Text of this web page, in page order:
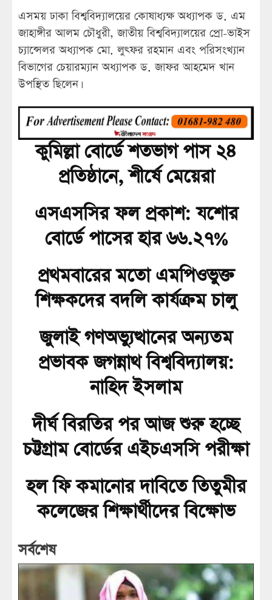
এসময় ঢাকা বিশ্ববিদ্যালয়ের কোষাধ্যক্ষ অধ্যাপক ড. এম
জাহাঙ্গীর আলম চৌধুরী, জাতীয় বিশ্ববিদ্যালয়ের প্রো-ভাইস
চ্যান্সেলর অধ্যাপক মো. লুৎফর রহমান এবং পরিসংখ্যান
বিভাগের চেয়ারম্যান অধ্যাপক ড. জাফর আহমেদ খান
উপস্থিত ছিলেন।
কুমিল্লা বোর্ডে শতভাগ পাস ২৪
প্রতিষ্ঠানে, শীর্ষে মেয়েরা
এসএসসির ফল প্রকাশ: যশোর
বোর্ডে পাসের হার ৬৬.২৭%
প্রথমবারের মতো এমপিওভুক্ত
শিক্ষকদের বদলি কার্যক্রম চালু
জুলাই গণঅভ্যুত্থানের অন্যতম
প্রভাবক জগন্নাথ বিশ্ববিদ্যালয়:
নাহিদ ইসলাম
দীর্ঘ বিরতির পর আজ শুরু হচ্ছে
চট্টগ্রাম বোর্ডের এইচএসসি পরীক্ষা
হল ফি কমানোর দাবিতে তিতুমীর
কলেজের শিক্ষার্থীদের বিক্ষোভ
সর্বশেষ